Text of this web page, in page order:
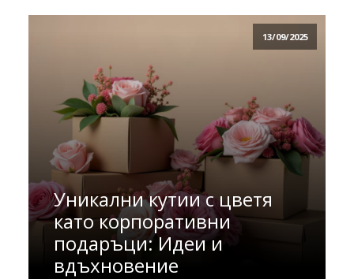
13/09/2025
Уникални кутии с цветя
като корпоративни
подаръци: Идеи и
вдъхновение